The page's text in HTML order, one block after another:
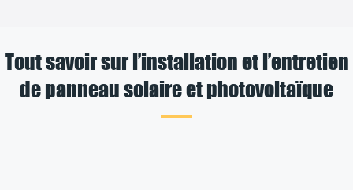
Tout savoir sur l’installation et l’entretien
de panneau solaire et photovoltaïque